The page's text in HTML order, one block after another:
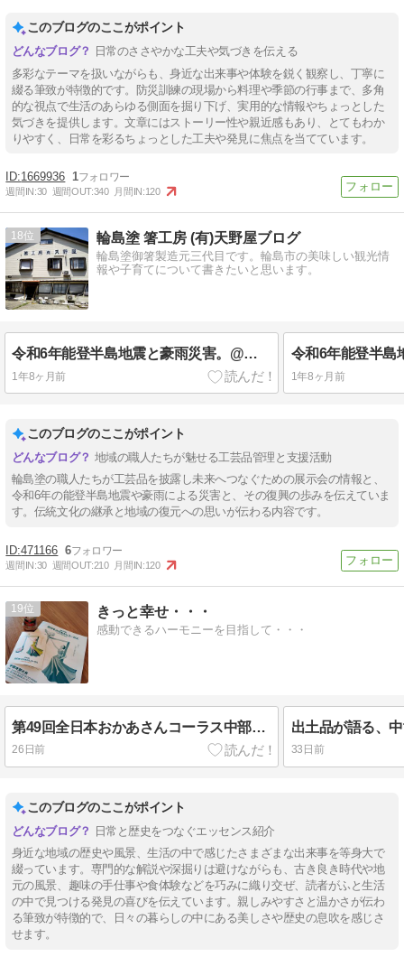
このブログのここがポイント
日常のささやかな工夫や気づきを伝える
多彩なテーマを扱いながらも、身近な出来事や体験を鋭く観察し、丁寧に
綴る筆致が特徴的です。防災訓練の現場から料理や季節の行事まで、多角
的な視点で生活のあらゆる側面を掘り下げ、実用的な情報やちょっとした
気づきを提供します。文章にはストーリー性や親近感もあり、とてもわか
りやすく、日常を彩るちょっとした工夫や発見に焦点を当てています。
1669936 1
週間IN:30 週間OUT:340 月間IN:120
18 輪島塗 箸工房 (有)天野屋ブログ
輪島塗御箸製造元三代目です。輪島市の美味しい観光情
報や子育てについて書きたいと思います。
令和6年能登半島地震と豪雨災害。@石川県輪島市
1年8ヶ月前 1年8ヶ月前
このブログのここがポイント
地域の職人たちが魅せる工芸品管理と支援活動
輪島塗の職人たちが工芸品を披露し未来へつなぐための展示会の情報と、
令和6年の能登半島地震や豪雨による災害と、その復興の歩みを伝えていま
す。伝統文化の継承と地域の復元への思いが伝わる内容です。
471166 6
週間IN:30 週間OUT:210 月間IN:120
19 きっと幸せ・・・
感動できるハーモニーを目指して・・・
第49回全日本おかあさんコーラス中部支部大会
26日前
出土品が語る、
33日前
このブログのここがポイント
日常と歴史をつなぐエッセンス紹介
身近な地域の歴史や風景、生活の中で感じたさまざまな出来事を等身大で
綴っています。専門的な解説や深掘りは避けながらも、古き良き時代や地
元の風景、趣味の手仕事や食体験などを巧みに織り交ぜ、読者がふと生活
の中で見つける発見の喜びを伝えています。親しみやすさと温かさが伝わ
る筆致が特徴的で、日々の暮らしの中にある美しさや歴史の息吹を感じさ
せます。